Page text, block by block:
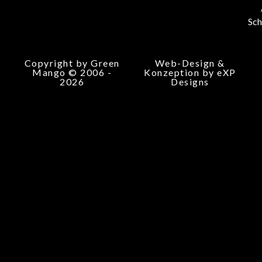
Copyright by Green
Mango © 2006 -
2026
Web-Design &
Konzeption by eXP
Designs